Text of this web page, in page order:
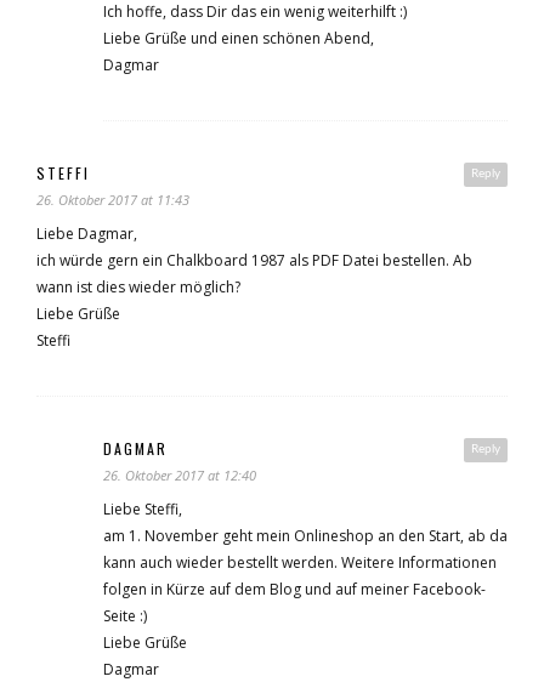
Ich hoffe, dass Dir das ein wenig weiterhilft :)
Liebe Grüße und einen schönen Abend,
Dagmar
Reply
STEFFI
26. Oktober 2017 at 11:43
Liebe Dagmar,
ich würde gern ein Chalkboard 1987 als PDF Datei bestellen. Ab
wann ist dies wieder möglich?
Liebe Grüße
Steffi
Reply
DAGMAR
26. Oktober 2017 at 12:40
Liebe Steffi,
am 1. November geht mein Onlineshop an den Start, ab da
kann auch wieder bestellt werden. Weitere Informationen
folgen in Kürze auf dem Blog und auf meiner Facebook-
Seite :)
Liebe Grüße
Dagmar